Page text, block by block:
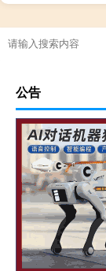
公告